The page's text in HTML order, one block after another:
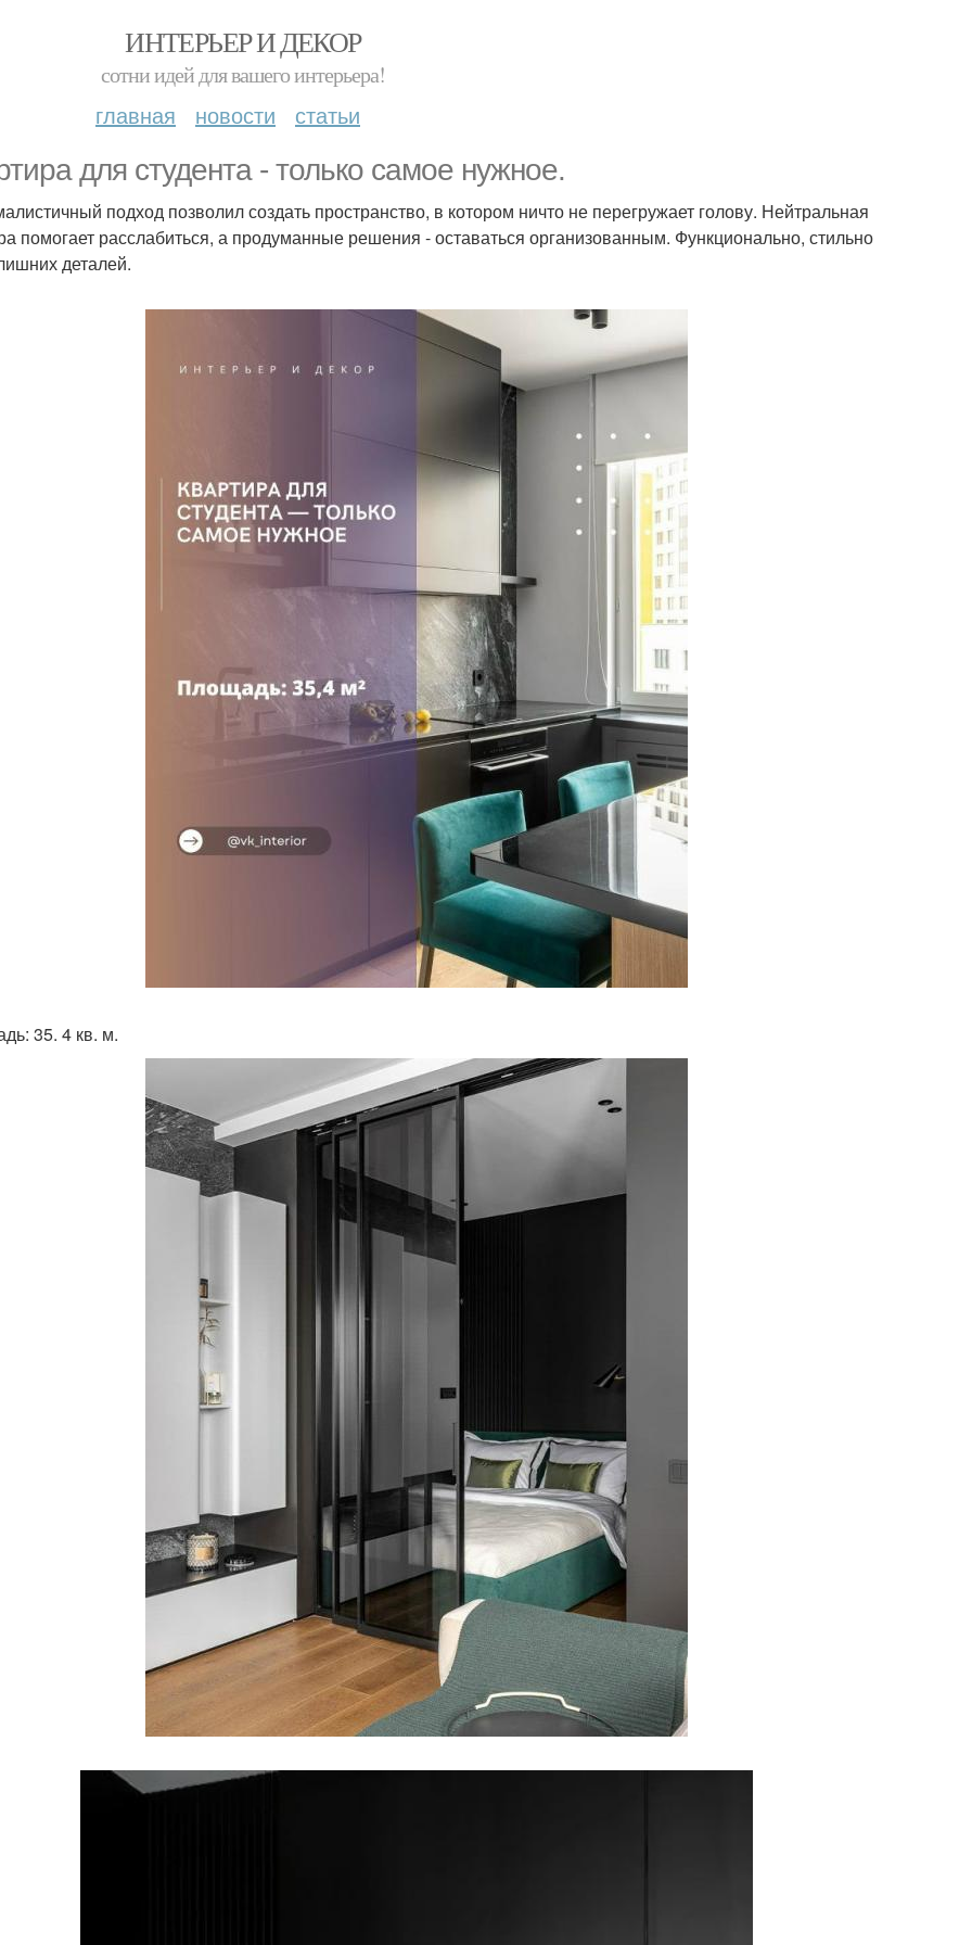
ИНТЕРЬЕР И ДЕКОР
сотни идей для вашего интерьера!
главная новости статьи
для студента - только самое нужное.
подход позволил создать пространство, в котором ничто не перегружает голову. Нейтральная
помогает расслабиться, а продуманные решения - оставаться организованным. Функционально, стильно
деталей.
35. 4 кв. м.